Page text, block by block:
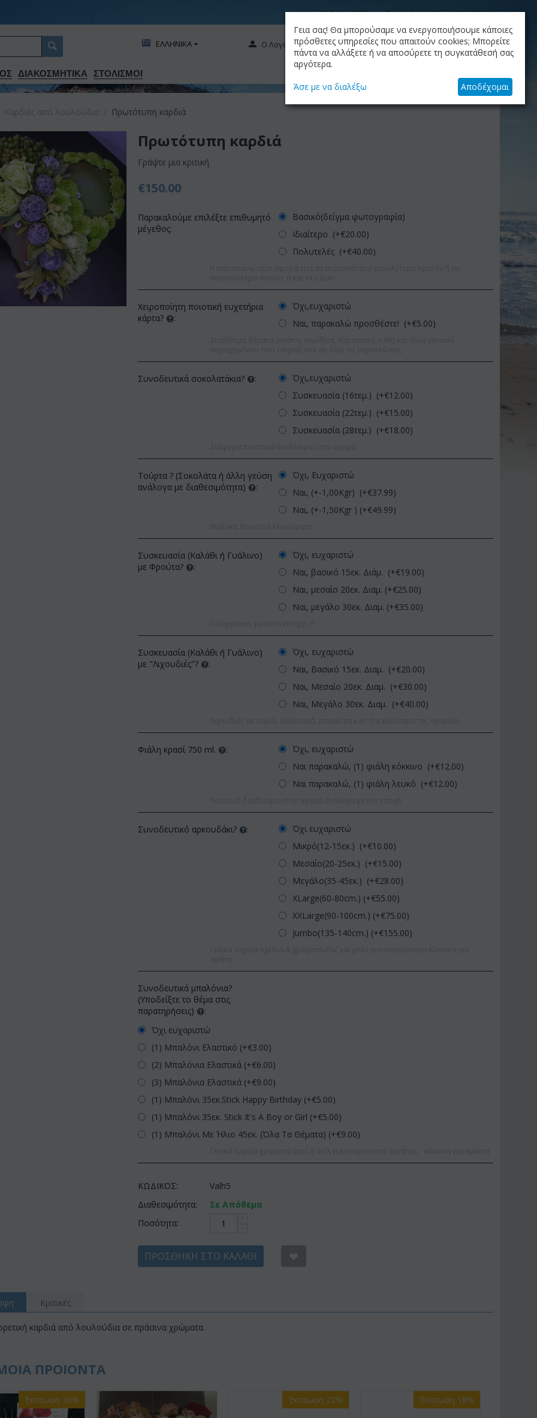
ΚΑΤΑΛΟΓΟΣ ΤΟ BLOG ΜΑΣ ΕΤΑΙΡΙΑ
ΔΙΑΚΟΣΜΗΤΙΚA ΣΤΟΛΙΣΜΟΙ
Ο Λογαριασμός μου
ΕΛΛΗΝΙΚΑ
+30.210.9319884
ΚΑΛΆΘΙ
Το καλάθι είναι άδειο
Πρωτότυπη καρδιά
Έκπτωση 9%
ΚΩΔΙΚΟΣ:
Έκπτωση 11%
ΚΩΔΙΚΟΣ: Afp1
Ορχιδέα φαλαίνοψις σε
γυάλινο βάζο
45.00
Πρωτότυπη καρδιά
Γράψτε μια κριτική
€150.00
Παρακαλούμε επιλέξτε επιθυμητό
μέγεθος:
Βασικό(δείγμα φωτογραφία)
Ιδιαίτερο (+€20.00)
Πολυτελές (+€40.00)
Χειροποίητη ποιοτική ευχετήρια
κάρτα?
:
Όχι,ευχαριστώ
Ναι, παρακαλώ προσθέστε! (+€5.00)
Συνοδευτικά σοκολατάκια? :
Όχι,ευχαριστώ
Συσκευασία (16τεμ.) (+€12.00)
Συσκευασία (22τεμ.) (+€15.00)
Συσκευασία (28τεμ.) (+€18.00)
Τούρτα ? (Σοκολάτα ή άλλη γεύση
ανάλογα με διαθεσιμότητα)
:
Όχι, Ευχαριστώ
Ναι, (+-1,00Kgr) (+€37.99)
Ναι, (+-1,50Kgr ) (+€49.99)
Συσκευασία (Καλάθι ή Γυάλινο)
με Φρούτα?
:
Όχι, ευχαριστώ
Ναι, βασικό 15εκ. Διάμ. (+€19.00)
Ναι, μεσαίο 20εκ. Διαμ. (+€25.00)
Ναι, μεγάλο 30εκ. Διαμ. (+€35.00)
Συσκευασία (Καλάθι ή Γυάλινο)
με "Λιχουδιές"?
:
Όχι, ευχαριστώ
Ναι, Βασικό 15εκ. Διαμ. (+€20.00)
Ναι, Μεσαίο 20εκ. Διαμ. (+€30.00)
Ναι, Μεγάλο 30εκ. Διαμ. (+€40.00)
Φιάλη κρασί 750 ml. :
Όχι, ευχαριστώ
Ναι παρακαλώ, (1) φιάλη κόκκινο (+€12.00)
Ναι παρακαλώ, (1) φιάλη λευκό (+€12.00)
Συνοδευτικό αρκουδάκι? :
Όχι ευχαριστώ
Μικρό(12-15εκ.) (+€10.00)
Μεσαίο(20-25εκ.) (+€15.00)
Μεγάλο(35-45εκ.) (+€28.00)
XLarge(60-80cm.) (+€55.00)
XXLarge(90-100cm.) (+€75.00)
Jumbo(135-140cm.) (+€155.00)
Συνοδευτικά μπαλόνια?
(Υποδείξτε το θέμα στις
παρατηρήσεις)
:
Όχι ευχαριστώ
(1) Μπαλόνι Ελαστικό (+€3.00)
(2) Μπαλόνια Ελαστικά (+€6.00)
(3) Μπαλόνια Ελαστικά (+€9.00)
(1) Μπαλόνι 35εκ.Stick Happy Birthday (+€5.00)
(1) Μπαλόνι 35εκ. Stick It's A Boy or Girl (+€5.00)
(1) Μπαλόνι Με Ήλιο 45εκ. (Όλα Τα Θέματα) (+€9.00)
ΚΩΔΙΚΟΣ:
Valh5
Διαθεσιμότητα:
Σε Απόθεμα
Ποσότητα:
ΠΡΟΣΘΉΚΗ ΣΤΟ ΚΑΛΆΘΙ
Κριτικές
καρδιά από λουλούδια σε πράσινα χρώματα.
ΠΡΟΙΟΝΤΑ
Έκπτωση 30% Έκπτωση 22% Έκπτωση 18%
Γεια σας! Θα μπορούσαμε να ενεργοποιήσουμε κάποιες
πρόσθετες υπηρεσίες που απαιτούν cookies; Μπορείτε
πάντα να αλλάξετε ή να αποσύρετε τη συγκατάθεσή σας
αργότερα.
Άσε με να διαλέξω Αποδέχομαι